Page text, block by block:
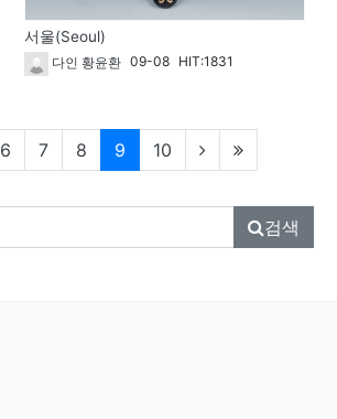
서울(Seoul)
다인 황윤환 09-08 HIT:1831
6 7 8 9현재페이지
10
검색